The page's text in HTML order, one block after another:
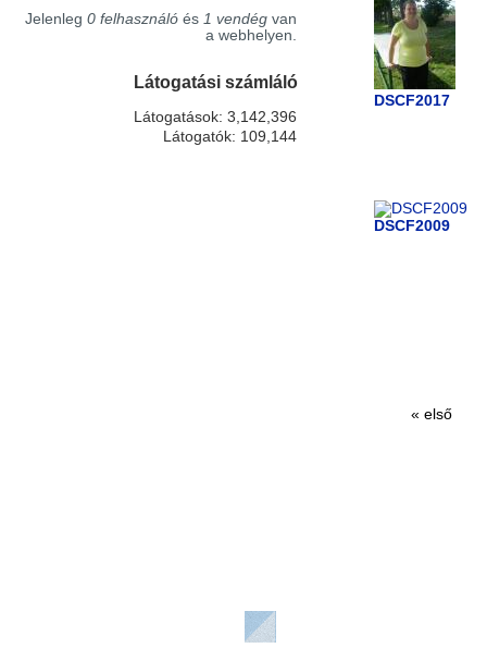
DSCF2017
DSCF2009
« első
Jelenleg 0 felhasználó és 1 vendég van
a webhelyen.
Látogatási számláló
Látogatások: 3,142,396
Látogatók: 109,144